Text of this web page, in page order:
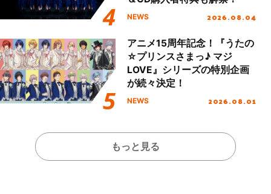
NEWS 2026.08.04
アニメ15周年記念！『うたの
☆プリンスさまっ♪ マジ
LOVE』シリーズの特別企画
が続々決定！
NEWS 2026.08.01
もっと見る